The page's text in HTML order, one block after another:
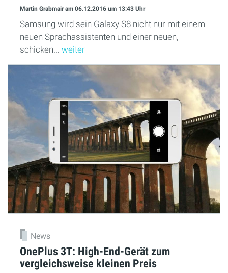
Martin Grabmairam 06.12.2016 um 13:43 Uhr
Samsung wird sein Galaxy S8 nicht nur mit einem
neuen Sprachassistenten und einer neuen,
schicken... weiter
News
OnePlus 3T: High-End-Gerät zum
vergleichsweise kleinen Preis